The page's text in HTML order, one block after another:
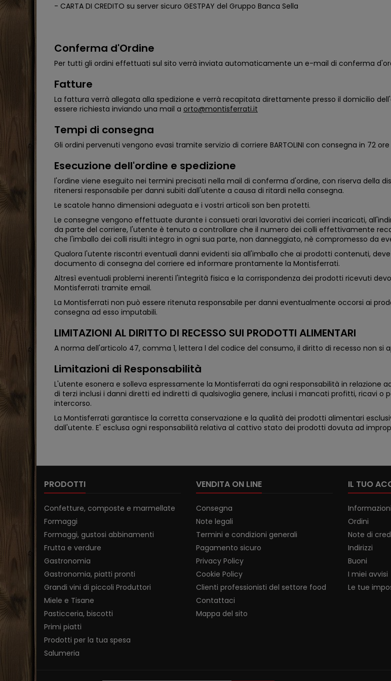
- CARTA DI CREDITO su server sicuro GESTPAY del Gruppo Banca Sella
Conferma d'Ordine
Per tutti gli ordini effettuati sul sito verrà inviata automaticamente un e-mail di conferma
Fatture
La fattura verrà allegata alla spedizione e verrà recapitata direttamente presso il domicilio
essere richiesta inviando una mail a orto@montisferrati.it
Tempi di consegna
Gli ordini pervenuti vengono evasi tramite servizio di corriere BARTOLINI con consegna in 72
Esecuzione dell'ordine e spedizione
l'ordine viene eseguito nei termini precisati nella mail di conferma d'ordine, con riserva della
ritenersi responsabile per danni subiti dall'utente a causa di ritardi nella consegna.
Le scatole hanno dimensioni adeguata e i vostri articoli son ben protetti.
Le consegne vengono effettuate durante i consueti orari lavorativi dei corrieri incaricati,
da parte del corriere, l'utente è tenuto a controllare che il numero dei colli effettivamente
che l'imballo dei colli risulti integro in ogni sua parte, non danneggiato, nè compromesso da
Qualora l'utente riscontri eventuali danni evidenti sia all'imballo che ai prodotti contenuti,
documento di consegna del corriere ed informare prontamente la Montisferrati.
Altresì eventuali problemi inerenti l'integrità fisica e la corrispondenza dei prodotti ricevuti
Montisferrati tramite email.
La Montisferrati non può essere ritenuta responsabile per danni eventualmente occorsi ai
consegna ad esso imputabili.
LIMITAZIONI AL DIRITTO DI RECESSO SUI PRODOTTI ALIMENTARI
A norma dell'articolo 47, comma 1, lettera l del codice del consumo, il diritto di recesso non
Limitazioni di Responsabilità
L'utente esonera e solleva espressamente la Montisferrati da ogni responsabilità in relazione
di terzi inclusi i danni diretti ed indiretti di qualsivoglia genere, inclusi i mancati profitti, ricavi
intercorso.
La Montisferrati garantisce la corretta conservazione e la qualità dei prodotti alimentari
dall'utente. E' esclusa ogni responsabilità relativa al cattivo stato dei prodotti dovuta ad
PRODOTTI
Confetture, composte e marmellate
Formaggi
Formaggi, gustosi abbinamenti
Frutta e verdure
Gastronomia
Gastronomia, piatti pronti
Grandi vini di piccoli Produttori
Miele e Tisane
Pasticceria, biscotti
Primi piatti
Prodotti per la tua spesa
Salumeria
VENDITA ON LINE
Consegna
Note legali
Termini e condizioni generali
Pagamento sicuro
Privacy Policy
Cookie Policy
Clienti professionisti del settore food
Contattaci
Mappa del sito
IL TUO
Ordini
Note di
Indirizzi
Buoni
I miei avvisi
Le tue